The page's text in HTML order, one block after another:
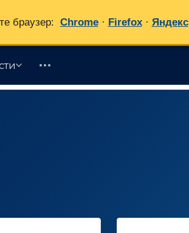
браузер: Chrome · Firefox · Яндекс